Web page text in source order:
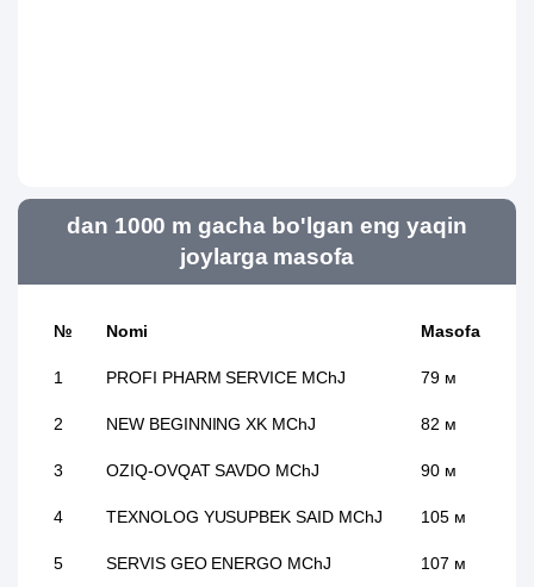
dan 1000 m gacha bo'lgan eng yaqin
joylarga masofa
№ Nomi Masofa
1 PROFI PHARM SERVICE MChJ 79 м
2 NEW BEGINNING XK MChJ 82 м
3 OZIQ-OVQAT SAVDO MChJ 90 м
4 TEXNOLOG YUSUPBEK SAID MChJ 105 м
5 SERVIS GEO ENERGO MChJ 107 м